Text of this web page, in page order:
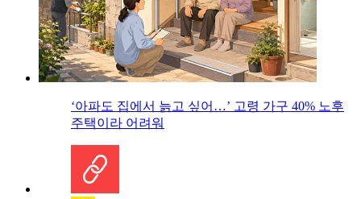
‘아파도 집에서 늙고 싶어…’ 고령 가구 40% 노후
주택이라 어려워